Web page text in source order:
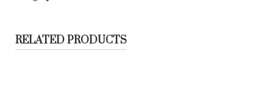
RELATED PRODUCTS